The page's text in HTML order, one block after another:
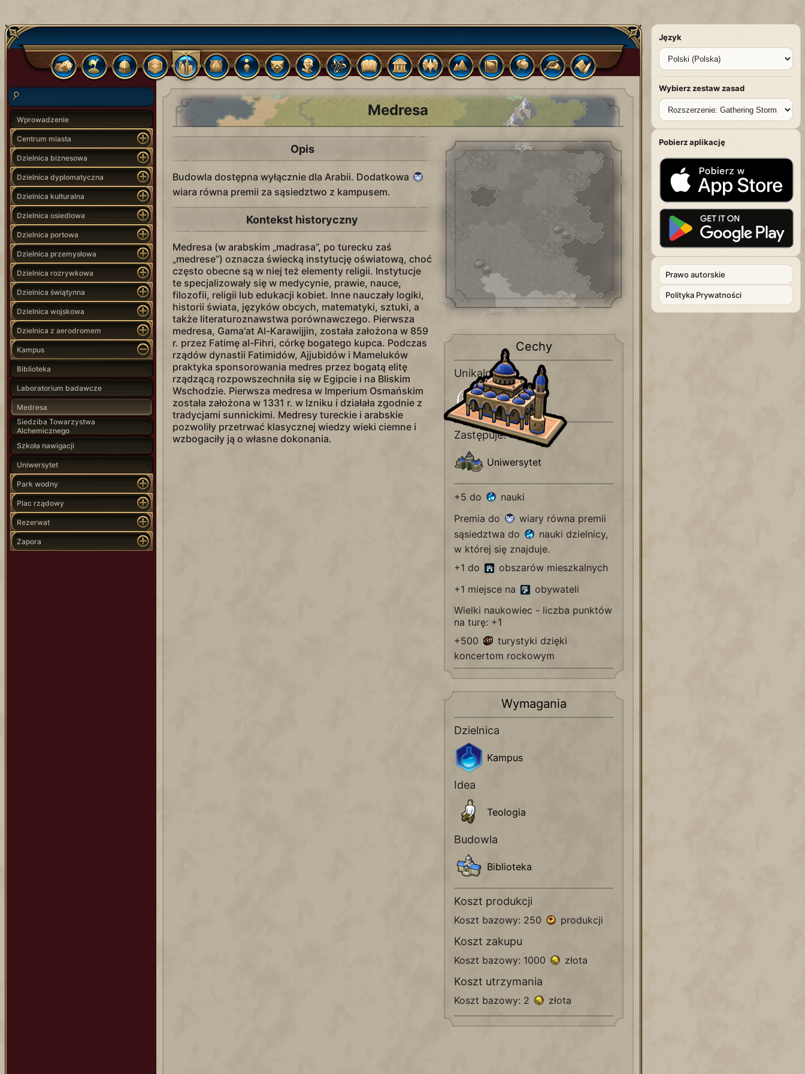
Wprowadzenie
Centrum miasta
Dzielnica biznesowa
Dzielnica dyplomatyczna
Dzielnica kulturalna
Dzielnica osiedlowa
Dzielnica portowa
Dzielnica przemysłowa
Dzielnica rozrywkowa
Dzielnica świątynna
Dzielnica wojskowa
Dzielnica z aerodromem
Kampus
Biblioteka
Laboratorium badawcze
Medresa
Siedziba Towarzystwa
Alchemicznego
Szkoła nawigacji
Uniwersytet
Park wodny
Plac rządowy
Rezerwat
Zapora
Medresa
Opis
Budowla dostępna wyłącznie dla Arabii. Dodatkowa
wiara równa premii za sąsiedztwo z kampusem.
Kontekst historyczny
Medresa (w arabskim „madrasa”, po turecku zaś
„medrese”) oznacza świecką instytucję oświatową, choć
często obecne są w niej też elementy religii. Instytucje
te specjalizowały się w medycynie, prawie, nauce,
filozofii, religii lub edukacji kobiet. Inne nauczały logiki,
historii świata, języków obcych, matematyki, sztuki, a
także literaturoznawstwa porównawczego. Pierwsza
medresa, Gama'at Al-Karawijjin, została założona w 859
r. przez Fatimę al-Fihri, córkę bogatego kupca. Podczas
rządów dynastii Fatimidów, Ajjubidów i Mameluków
praktyka sponsorowania medres przez bogatą elitę
rządzącą rozpowszechniła się w Egipcie i na Bliskim
Wschodzie. Pierwsza medresa w Imperium Osmańskim
została założona w 1331 r. w Izniku i działała zgodnie z
tradycjami sunnickimi. Medresy tureckie i arabskie
pozwoliły przetrwać klasycznej wiedzy wieki ciemne i
wzbogaciły ją o własne dokonania.
Cechy
Unikalne dla:
Arabia
Zastępuje:
Uniwersytet
+5 do
nauki
Premia do
wiary równa premii
sąsiedztwa do
nauki dzielnicy,
w której się znajduje.
+1 do
obszarów mieszkalnych
+1 miejsce na
obywateli
Wielki naukowiec - liczba punktów
na turę: +1
+500
turystyki dzięki
koncertom rockowym
Wymagania
Dzielnica
Kampus
Idea
Teologia
Budowla
Biblioteka
Koszt produkcji
Koszt bazowy: 250 produkcji
Koszt zakupu
Koszt bazowy: 1000 złota
Koszt utrzymania
Koszt bazowy: 2 złota
Język
Wybierz zestaw zasad
Pobierz aplikację
Prawo autorskie
Polityka Prywatności